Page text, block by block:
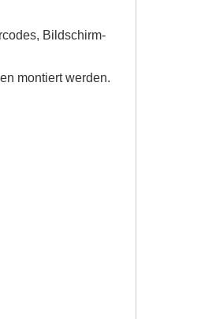
Bildschirm-
montiert werden.